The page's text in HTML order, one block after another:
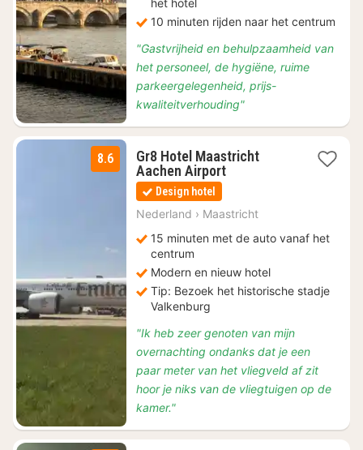
het hotel
10 minuten rijden naar het centrum
"Gastvrijheid en behulpzaamheid van
het personeel, de hygiëne, ruime
parkeergelegenheid, prijs-
kwaliteitverhouding"
8.6
Gr8 Hotel Maastricht
Aachen Airport1
€
Design hotel
Nederland › Maastricht
15 minuten met de auto vanaf het
centrum
Modern en nieuw hotel
Tip: Bezoek het historische stadje
Valkenburg
"Ik heb zeer genoten van mijn
overnachting ondanks dat je een
paar meter van het vliegveld af zit
hoor je niks van de vliegtuigen op de
kamer."